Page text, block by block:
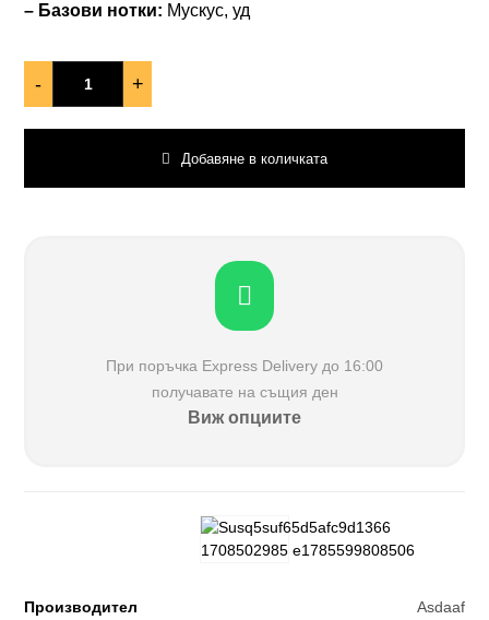
– Базови нотки: Мускус, уд
- +
Добавяне в количката
При поръчка Еxpress Delivery до 16:00
получавате на същия ден
Виж опциите
Производител
Asdaaf